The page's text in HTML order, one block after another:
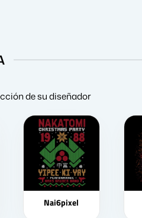
de su diseñador
Nai6pixel